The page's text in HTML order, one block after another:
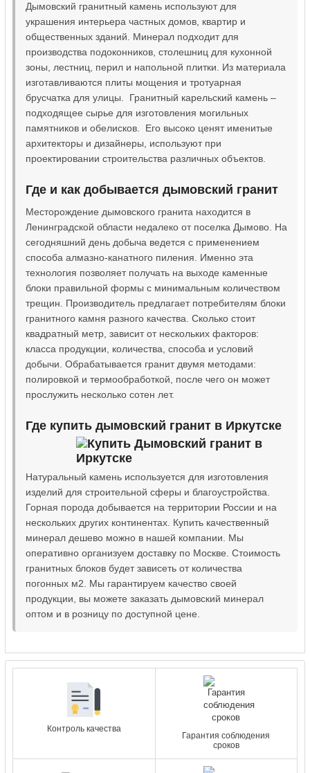
Дымовский гранитный камень используют для
украшения интерьера частных домов, квартир и
общественных зданий. Минерал подходит для
производства подоконников, столешниц для кухонной
зоны, лестниц, перил и напольной плитки. Из материала
изготавливаются плиты мощения и тротуарная
брусчатка для улицы. Гранитный карельский камень –
подходящее сырье для изготовления могильных
памятников и обелисков. Его высоко ценят именитые
архитекторы и дизайнеры, используют при
проектировании строительства различных объектов.
Где и как добывается дымовский гранит
Месторождение дымовского гранита находится в
Ленинградской области недалеко от поселка Дымово. На
сегодняшний день добыча ведется с применением
способа алмазно-канатного пиления. Именно эта
технология позволяет получать на выходе каменные
блоки правильной формы с минимальным количеством
трещин. Производитель предлагает потребителям блоки
гранитного камня разного качества. Сколько стоит
квадратный метр, зависит от нескольких факторов:
класса продукции, количества, способа и условий
добычи. Обрабатывается гранит двумя методами:
полировкой и термообработкой, после чего он может
прослужить несколько сотен лет.
Где купить дымовский гранит в Иркутске
Натуральный камень используется для изготовления
изделий для строительной сферы и благоустройства.
Горная порода добывается на территории России и на
нескольких других континентах. Купить качественный
минерал дешево можно в нашей компании. Мы
оперативно организуем доставку по Москве. Стоимость
гранитных блоков будет зависеть от количества
погонных м2. Мы гарантируем качество своей
продукции, вы можете заказать дымовский минерал
оптом и в розницу по доступной цене.
Контроль качества
Гарантия соблюдения
сроков